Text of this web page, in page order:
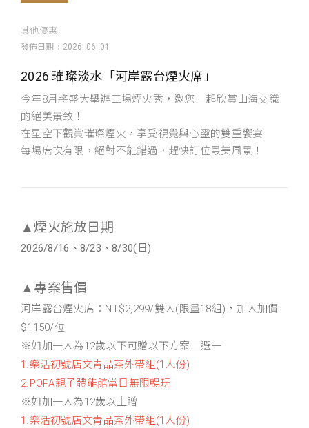
其他優惠
發佈日期 2026. 06. 01
2026 璀璨淡水「河岸露台煙火席」
今年8月將盛大舉辦三場煙火秀，邀您一起欣賞山海交織
的絕美景致！
在星空下觀賞璀璨煙火，享受視覺與心靈的雙重饗宴
每場席次有限，絕對不能錯過，趕快訂位最美風景！
▲煙火施放日期
2026/8/16、8/23、8/30(日)
▲專案售價
河岸露台煙火席：NT$2,299/雙人(限量18組)，加人加價
$1150/位
※如加一人為12歲以下可贈以下方案二選一
1.樂活初號店文青品茶外帶組(1人份)
2.POPA親子體能館當日無限暢玩
※如加一人為12歲以上贈
1.樂活初號店文青品茶外帶組(1人份)